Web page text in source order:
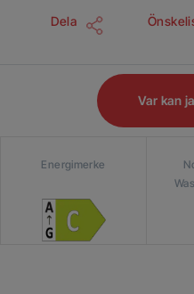
Dela
Var kan
Energimerke